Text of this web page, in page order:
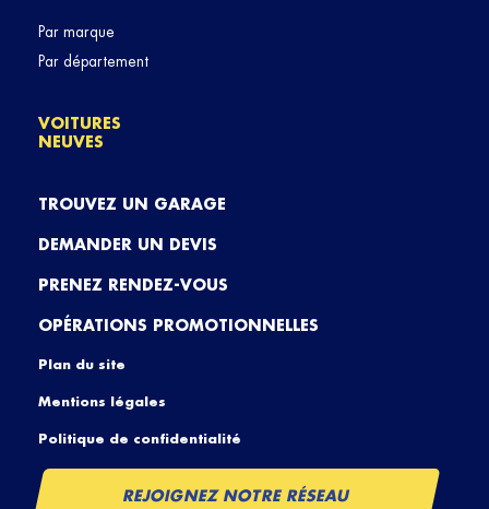
Par marque
Par département
VOITURES
NEUVES
TROUVEZ UN GARAGE
DEMANDER UN DEVIS
PRENEZ RENDEZ-VOUS
OPÉRATIONS PROMOTIONNELLES
Plan du site
Mentions légales
Politique de confidentialité
REJOIGNEZ NOTRE RÉSEAU